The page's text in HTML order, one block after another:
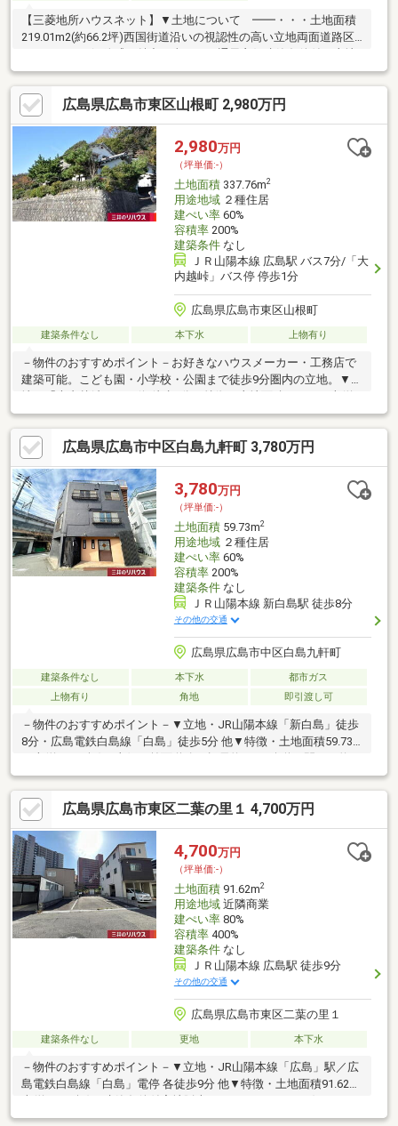
【三菱地所ハウスネット】▼土地について ━━・・・土地面積
219.01m2(約66.2坪)西国街道沿いの視認性の高い立地両面道路区
画ならではの解放感が魅力日当たり・通風良好建築条件付き土地
ではございませんお好きなハウスメーカー様・建築会社様にて建
築可能です周辺環境も充実しております▼周辺環境 ━━・・・
セブンイレブン広島若草店まで徒歩2分(約160ｍ)広島市東区役所
まで徒歩3分(約190ｍ)広島信用金庫愛宕支店まで徒歩4分(約260
ｍ)山陽本線「広島駅」まで徒歩7分(約500ｍ)マックスバリュエク
スプレス広島駅北口店まで徒歩7分(約500ｍ)
広島県広島市東区山根町 2,980万円
2,980万円
（坪単価:-）
土地面積337.76m2
用途地域２種住居
建ぺい率60%
容積率200%
建築条件なし
ＪＲ山陽本線 広島駅 バス7分/「大
内越峠」バス停 停歩1分
広島県広島市東区山根町
建築条件なし 本下水 上物有り
－物件のおすすめポイント－お好きなハウスメーカー・工務店で
建築可能。こども園・小学校・公園まで徒歩9分圏内の立地。▼立
102.17坪)・前面道路は南東側幅員約7.4m公道、北東側は通路・建
築条件付宅地販売ではありません▼周辺環境・中山いづみこども
園(こども園) 徒歩7分(約500m)・尾長小学校 徒歩9分(約700m)※北
側敷地内は土砂災害特別警戒区域に指定※本物件は擁壁に覆われ
ていないがけ下にあるため、建築する際は建物の主要構造部を鉄
筋コンクリート造等にする必要があります
広島県広島市中区白島九軒町 3,780万円
3,780万円
（坪単価:-）
土地面積59.73m2
用途地域２種住居
建ぺい率60%
容積率200%
建築条件なし
ＪＲ山陽本線 新白島駅 徒歩8分
その他の交通
広島県広島市中区白島九軒町
建築条件なし 本下水
都市ガス
上物有り
角地 即引渡し可
－物件のおすすめポイント－▼立地・JR山陽本線「新白島」徒歩
8分・広島電鉄白島線「白島」徒歩5分 他▼特徴・土地面積59.73
9m・建築条件付宅地販売ではありません・周辺は既に建物等があ
り、近隣状況等を考慮した設計が可能・都市ガス、本下水対応エ
リア▼周辺環境・セブンイレブン広島白島中町店 徒歩3分(約
180m)・フジ白島店 徒歩6分(約440m)・東白島公園 徒歩3分(約
230m)■ ご希望の住まい探しをお手伝いします ━━━━━・・・
物件の詳細・ご相談はお気軽にお問い合わせください。
広島県広島市東区二葉の里１ 4,700万円
4,700万円
（坪単価:-）
土地面積91.62m2
用途地域近隣商業
建ぺい率80%
容積率400%
建築条件なし
ＪＲ山陽本線 広島駅 徒歩9分
その他の交通
広島県広島市東区二葉の里１
建築条件なし 更地 本下水
－物件のおすすめポイント－▼立地・JR山陽本線「広島」駅／広
島電鉄白島線「白島」電停 各徒歩9分 他▼特徴・土地面積91.62平
ウスメーカーや工務店で建築可能・前面道路は北東側幅員約6.1m